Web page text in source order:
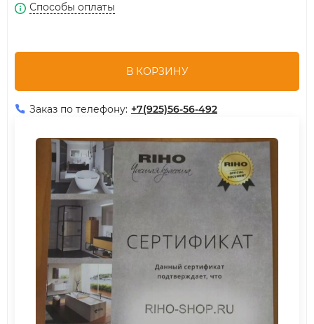
Способы оплаты
В КОРЗИНУ
Заказ по телефону: +7(925)56-56-492